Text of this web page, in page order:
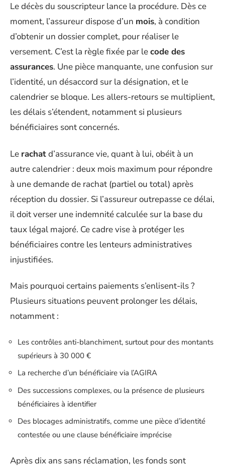
Le décès du souscripteur lance la procédure. Dès ce
moment, l’assureur dispose d’un mois, à condition
d’obtenir un dossier complet, pour réaliser le
versement. C’est la règle fixée par lecode des
assurances. Une pièce manquante, une confusion sur
l’identité, un désaccord sur la désignation, et le
calendrier se bloque. Les allers-retours se multiplient,
les délais s’étendent, notamment si plusieurs
bénéficiaires sont concernés.
Le rachatd’assurance vie, quant à lui, obéit à un
autre calendrier : deux mois maximum pour répondre
à une demande de rachat (partiel ou total) après
réception du dossier. Si l’assureur outrepasse ce délai,
il doit verser une indemnité calculée sur la base du
taux légal majoré. Ce cadre vise à protéger les
bénéficiaires contre les lenteurs administratives
injustifiées.
Mais pourquoi certains paiements s’enlisent-ils ?
Plusieurs situations peuvent prolonger les délais,
notamment :
Les contrôles anti-blanchiment, surtout pour des montants
supérieurs à 30 000 €
La recherche d’un bénéficiaire via l’AGIRA
Des successions complexes, ou la présence de plusieurs
bénéficiaires à identifier
Des blocages administratifs, comme une pièce d’identité
contestée ou une clause bénéficiaire imprécise
Après dix ans sans réclamation, les fonds sont